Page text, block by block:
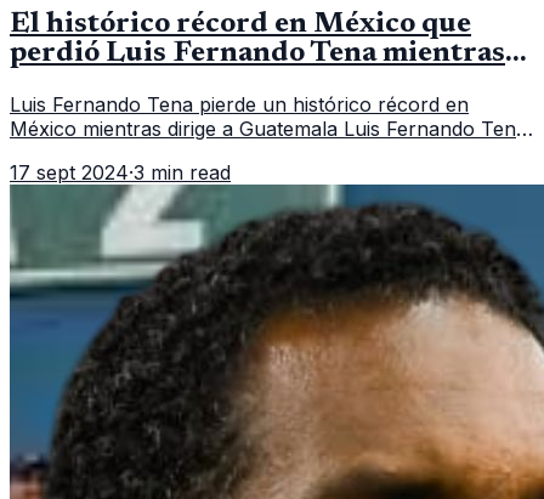
El histórico récord en México que
perdió Luis Fernando Tena mientras
Luis Fernando Tena pierde un histórico récord en
México mientras dirige a Guatemala Luis Fernando Tena,
Guatemala , ha visto cómo uno
17 sept 2024·3 min read